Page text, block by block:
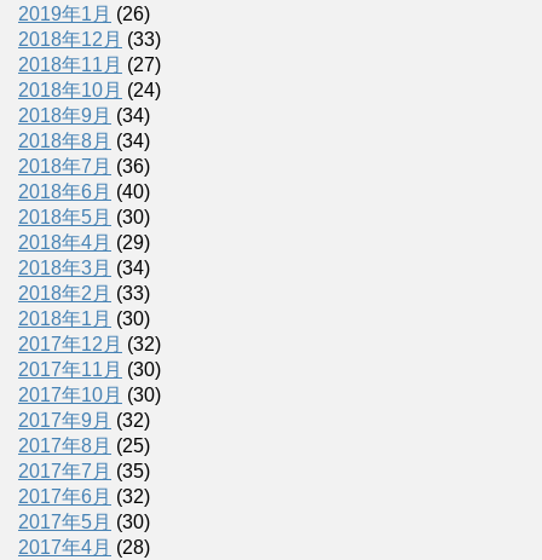
2019年1月 (26)
2018年12月 (33)
2018年11月 (27)
2018年10月 (24)
2018年9月 (34)
2018年8月 (34)
2018年7月 (36)
2018年6月 (40)
2018年5月 (30)
2018年4月 (29)
2018年3月 (34)
2018年2月 (33)
2018年1月 (30)
2017年12月 (32)
2017年11月 (30)
2017年10月 (30)
2017年9月 (32)
2017年8月 (25)
2017年7月 (35)
2017年6月 (32)
2017年5月 (30)
2017年4月 (28)